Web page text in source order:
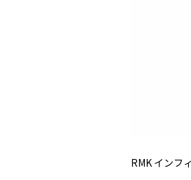
RMK インフ